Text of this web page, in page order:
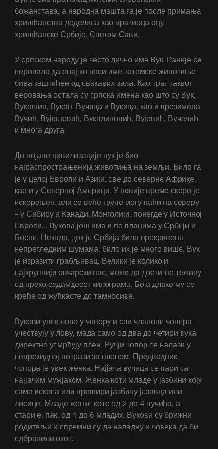
божанстава, а народна машта га је после примања
хришћанства доделила као пратиоца оцу
хришћанске Србије, Светом Сави.
У српском народу је често лично име Вук. Раније се
веровало да онај ко носи име тотемске животиње
бива заштићен од свакавих зала. Као траг таквог
веровања остала су српска имена као што су Вук,
Вукашин, Вукан, Вучица и Вукица, као и презимена
Вучић, Вујошевић, Вукадиновић, Вујовић, Вучелић
и многа друга.
До појаве цивилизације вук је био
најраспрострањенија животиња на земљи. Било га
је у целој Европи и Азији, све до северне Африке,
као и у Северној Америци. У новије време скоро је
искорењен, али се веће групе могу наћи на северу
– у Сибиру и Канади, Монголији, понегде у Источној
Европи… Вукова још има и по планима у Србији и
Босни. Некада, док је Србија била прекривена
непрегледним шумама, било их је много више. Вук
је изразити грабљивац. Велики је колико и
најкрупнији овчарски пас, може да достигне тежину
од преко седамдесет килограма. Боја длаке му се
креће од жућкасте до тамносиве.
Вукови увек лове у чопору и сви чланови чопора
учествују у лову, мада само од два до четири вука
директно усмрћују плен. Вучји чопор се налази у
непрекидној потрази за пленом. Предводник
чопора је увек женка. Најјача вучица се пари са
најјачим мужјаком. Женка коти младе у јазбини коју
сама ископа или прошири јазбину јазавца или
лисице. Младе женке коте од 2 до 4 вучића, а
старије, пак, од 4 до 6 младих. Вукови су брижни
родитељи и спремни су да нападну и човека да би
одбранили окот.